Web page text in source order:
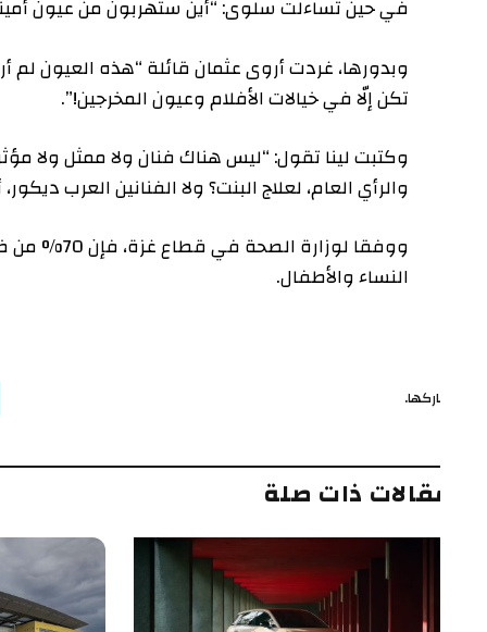
في حين تساءلت سلوى: “أين ستهربون من عيون أمينة؟”.
وبدورها، غردت أروى عثمان قائلة “هذه العيون لم
تكن إلّا في خيالات الأفلام وعيون المخرجين!”.
وكتبت لينا تقول: “ليس هناك فنان ولا ممثل ولا مؤثر
والرأي العام، لعلاج البنت؟ ولا الفنانين العرب ديكور،
النساء والأطفال.
ذات صلة